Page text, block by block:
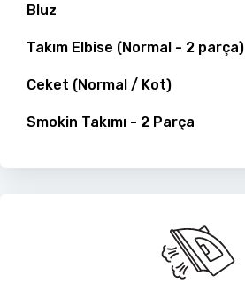
Bluz
Takım Elbise (Normal - 2 parça)
Ceket (Normal / Kot)
Smokin Takımı - 2 Parça